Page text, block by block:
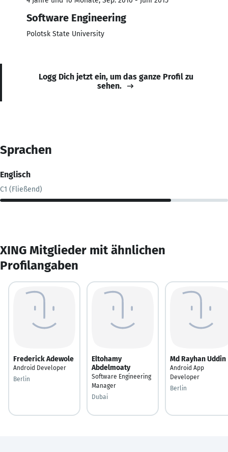
Software Engineering
Polotsk State University
Logg Dich jetzt ein, um das ganze Profil zu
sehen.
Sprachen
Englisch
C1 (Fließend)
XING Mitglieder mit ähnlichen
Profilangaben
Frederick Adewole
Android Developer
Berlin
Eltohamy
Abdelmoaty
Software Engineering
Manager
Dubai
Md Rayhan Uddin
Android App
Developer
Berlin